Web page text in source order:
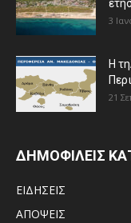
3
Η
21
ΔΗΜΟΦΙΛΕΙΣ
ΕΙΔΗΣΕΙΣ
ΑΠΟΨΕΙΣ